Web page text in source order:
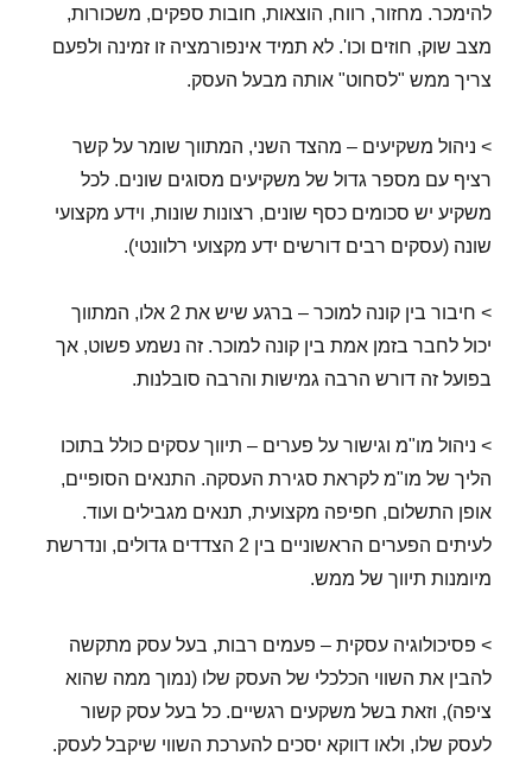
להימכר. מחזור, רווח, הוצאות, חובות ספקים, משכורות,
מצב שוק, חוזים וכו'. לא תמיד אינפורמציה זו זמינה ולפעם
צריך ממש "לסחוט" אותה מבעל העסק.
> ניהול משקיעים – מהצד השני, המתווך שומר על קשר
רציף עם מספר גדול של משקיעים מסוגים שונים. לכל
משקיע יש סכומים כסף שונים, רצונות שונות, וידע מקצועי
שונה (עסקים רבים דורשים ידע מקצועי רלוונטי).
> חיבור בין קונה למוכר – ברגע שיש את 2 אלו, המתווך
יכול לחבר בזמן אמת בין קונה למוכר. זה נשמע פשוט, אך
בפועל זה דורש הרבה גמישות והרבה סובלנות.
> ניהול מו"מ וגישור על פערים – תיווך עסקים כולל בתוכו
הליך של מו"מ לקראת סגירת העסקה. התנאים הסופיים,
אופן התשלום, חפיפה מקצועית, תנאים מגבילים ועוד.
לעיתים הפערים הראשוניים בין 2 הצדדים גדולים, ונדרשת
מיומנות תיווך של ממש.
> פסיכולוגיה עסקית – פעמים רבות, בעל עסק מתקשה
להבין את השווי הכלכלי של העסק שלו (נמוך ממה שהוא
ציפה), וזאת בשל משקעים רגשיים. כל בעל עסק קשור
לעסק שלו, ולאו דווקא יסכים להערכת השווי שיקבל לעסק.